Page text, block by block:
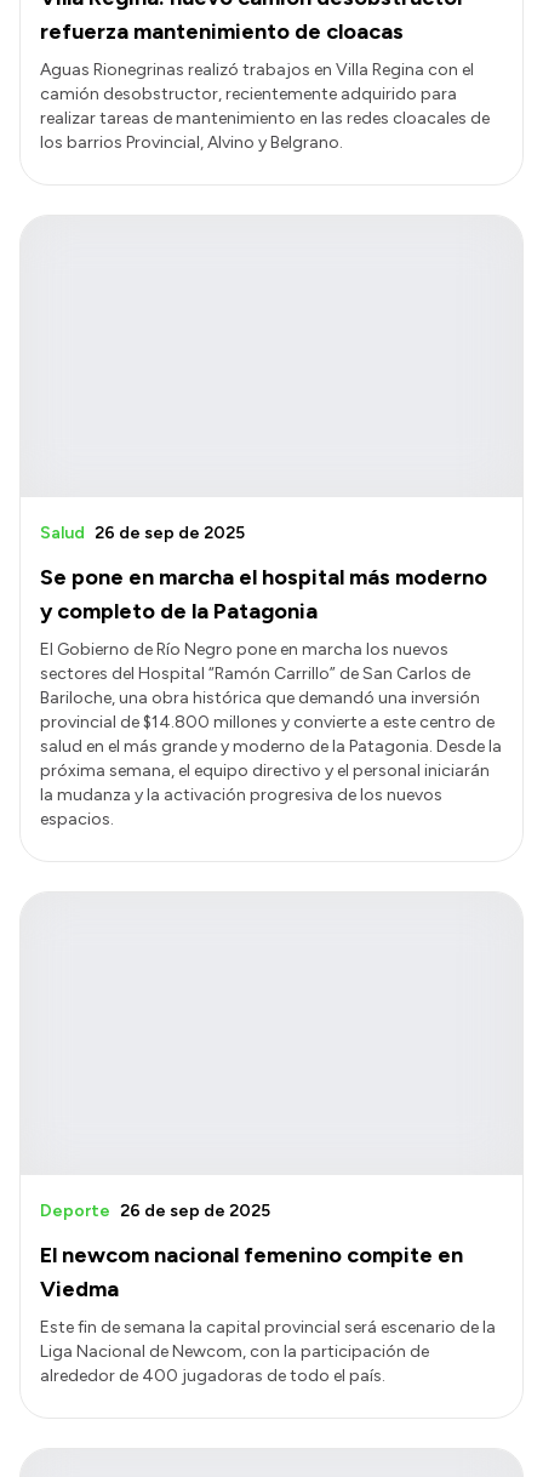
refuerza mantenimiento de cloacas
Aguas Rionegrinas realizó trabajos en Villa Regina con el
camión desobstructor, recientemente adquirido para
realizar tareas de mantenimiento en las redes cloacales de
los barrios Provincial, Alvino y Belgrano.
Se pone en marcha el hospital más moderno
y completo de la Patagonia
Salud 26 de sep de 2025
El Gobierno de Río Negro pone en marcha los nuevos
sectores del Hospital “Ramón Carrillo” de San Carlos de
Bariloche, una obra histórica que demandó una inversión
provincial de $14.800 millones y convierte a este centro de
salud en el más grande y moderno de la Patagonia. Desde la
próxima semana, el equipo directivo y el personal iniciarán
la mudanza y la activación progresiva de los nuevos
espacios.
El newcom nacional femenino compite en
Viedma
Deporte 26 de sep de 2025
Este fin de semana la capital provincial será escenario de la
Liga Nacional de Newcom, con la participación de
alrededor de 400 jugadoras de todo el país.